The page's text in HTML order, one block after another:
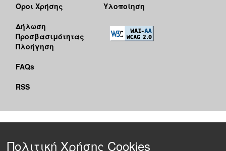
Όροι Χρήσης
Δήλωση
Προσβασιμότητας
Πλοήγηση
FAQs
RSS
Υλοποίηση
Πολιτική Χρήσης Cookies